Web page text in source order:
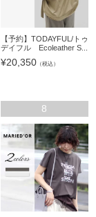
【予約】TODAYFUL/トゥ
デイフル Ecoleather S...
¥20,350（税込）
8